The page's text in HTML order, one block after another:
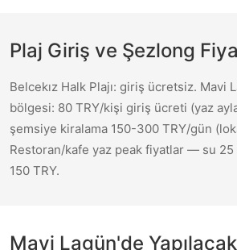
Plaj Giriş ve Şezlong
Belcekız Halk Plajı: giriş ücretsiz. Mavi
bölgesi: 80 TRY/kişi giriş ücreti (yaz
şemsiye kiralama 150-300 TRY/gün
Restoran/kafe yaz peak fiyatlar — su 25
150 TRY.
Mavi Lagün'de